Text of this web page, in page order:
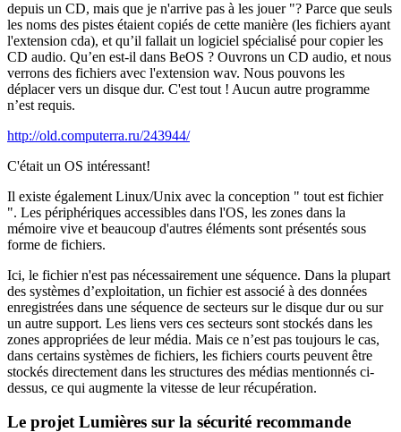
depuis un CD, mais que je n'arrive pas à les jouer "? Parce que seuls
les noms des pistes étaient copiés de cette manière (les fichiers ayant
l'extension cda), et qu’il fallait un logiciel spécialisé pour copier les
CD audio. Qu’en est-il dans BeOS ? Ouvrons un CD audio, et nous
verrons des fichiers avec l'extension wav. Nous pouvons les
déplacer vers un disque dur. C'est tout ! Aucun autre programme
n’est requis.
http://old.computerra.ru/243944/
C'était un OS intéressant!
Il existe également Linux/Unix avec la conception " tout est fichier
". Les périphériques accessibles dans l'OS, les zones dans la
mémoire vive et beaucoup d'autres éléments sont présentés sous
forme de fichiers.
Ici, le fichier n'est pas nécessairement une séquence. Dans la plupart
des systèmes d’exploitation, un fichier est associé à des données
enregistrées dans une séquence de secteurs sur le disque dur ou sur
un autre support. Les liens vers ces secteurs sont stockés dans les
zones appropriées de leur média. Mais ce n’est pas toujours le cas,
dans certains systèmes de fichiers, les fichiers courts peuvent être
stockés directement dans les structures des médias mentionnés ci-
dessus, ce qui augmente la vitesse de leur récupération.
Le projet Lumières sur la sécurité recommande